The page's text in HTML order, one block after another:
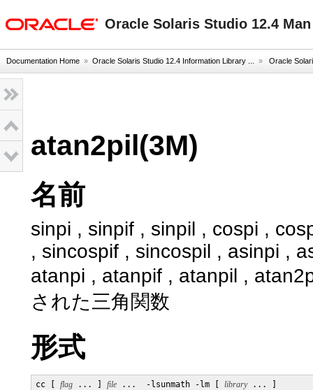
Oracle Solaris Studio 12.4
Documentation Home » Oracle Solaris Studio 12.4 Information Library ... » Oracle
atan2pil(3M)
名前
sinpi , sinpif , sinpil , cospi ,
, sincospif , sincospil , asinpi ,
atanpi , atanpif , atanpil ,
された三角関数
形式
cc [ flag ... ] file ...  -lsunmath -lm [ library ... ]